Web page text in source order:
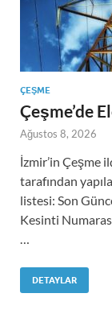
ÇEŞME
Çeşme’de
Ağustos 8, 2026
İzmir’in Çeşme
tarafından
listesi: Son
Kesinti
DETAYLAR